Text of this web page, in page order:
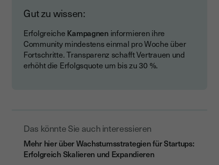
Gut zu wissen:
Erfolgreiche Kampagneninformieren ihre
Community mindestens einmal pro Woche über
Fortschritte. Transparenz schafft Vertrauen und
erhöht die Erfolgsquote um bis zu 30 %.
Das könnte Sie auch interessieren
Mehr hier über Wachstumsstrategien für Startups:
Erfolgreich Skalieren und Expandieren